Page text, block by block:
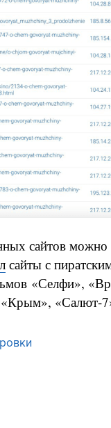
сайтов можно
сайты с
«Селфи»,
«Салют-